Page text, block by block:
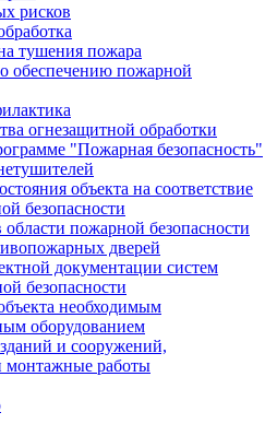
рисков
тушения пожара
обеспечению пожарной
огнезащитной обработки
"Пожарная безопасность"
объекта на соответствие
безопасности
области пожарной безопасности
дверей
документации систем
безопасности
необходимым
оборудованием
и сооружений,
монтажные работы